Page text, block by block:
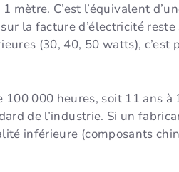
C’est l’équivalent
la facture d’électricité reste
(30, 40, 50 watts),
000 heures, soit 11 ans à
de l’industrie. Si un
inférieure (composants